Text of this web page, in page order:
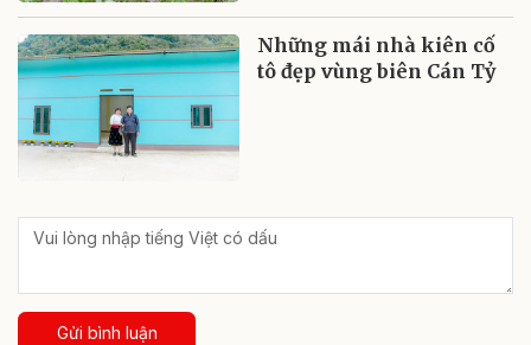
Những mái nhà kiên cố
tô đẹp vùng biên Cán Tỷ
Gửi bình luận